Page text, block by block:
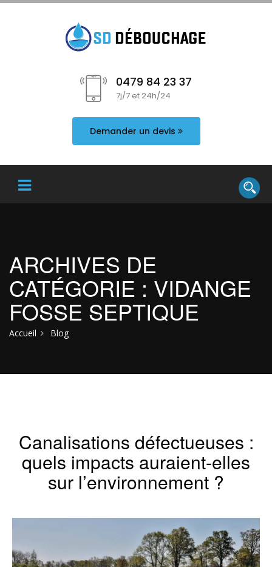
0479 84 23 37
7j/7 et 24h/24
Demander un devis
ARCHIVES DE
CATÉGORIE : VIDANGE
FOSSE SEPTIQUE
Accueil Blog
Canalisations défectueuses :
quels impacts auraient-elles
sur l’environnement ?